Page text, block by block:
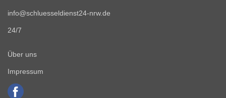
info@schluesseldienst24-nrw.de
24/7
Über uns
Impressum